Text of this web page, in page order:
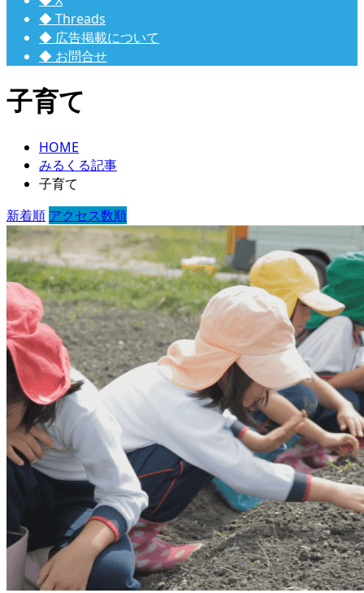
◆ Threads
◆ 広告掲載について
◆ お問合せ
子育て
HOME
みるくる記事
子育て
新着順 アクセス数順